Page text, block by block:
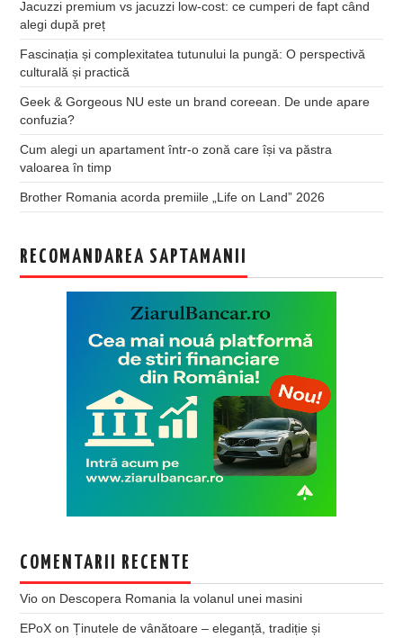
Jacuzzi premium vs jacuzzi low-cost: ce cumperi de fapt când
alegi după preț
Fascinația și complexitatea tutunului la pungă: O perspectivă
culturală și practică
Geek & Gorgeous NU este un brand coreean. De unde apare
confuzia?
Cum alegi un apartament într-o zonă care își va păstra
valoarea în timp
Brother Romania acorda premiile „Life on Land” 2026
RECOMANDAREA SAPTAMANII
COMENTARII RECENTE
Vio on Descopera Romania la volanul unei masini
EPoX onȚinutele de vânătoare – eleganță, tradiție și